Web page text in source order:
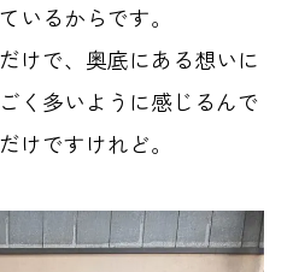
いるからです。
けで、奥底にある想いに
く多いように感じるんで
けですけれど。